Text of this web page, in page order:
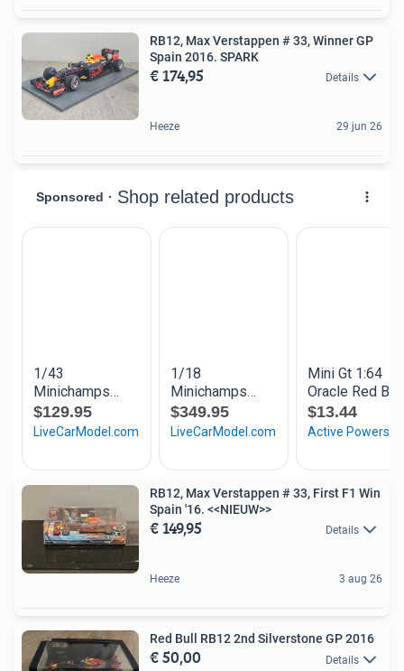
RB12, Max Verstappen # 33, Winner GP
Spain 2016. SPARK
€ 174,95 Details
Heeze 29 jun 26
RB12, Max Verstappen # 33, First F1 Win
Spain '16. <<NIEUW>>
€ 149,95 Details
Heeze 3 aug 26
Red Bull RB12 2nd Silverstone GP 2016
€ 50,00 Details